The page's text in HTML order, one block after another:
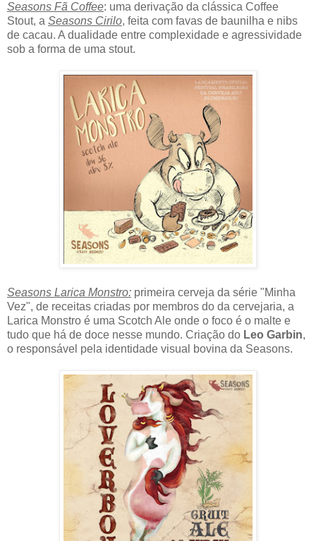
Seasons Fã Coffee: uma derivação da clássica Coffee
Stout, a Seasons Cirilo, feita com favas de baunilha e nibs
de cacau. A dualidade entre complexidade e agressividade
sob a forma de uma stout.
Seasons Larica Monstro: primeira cerveja da série "Minha
Vez", de receitas criadas por membros do da cervejaria, a
Larica Monstro é uma Scotch Ale onde o foco é o malte e
tudo que há de doce nesse mundo. Criação do Leo Garbin,
o responsável pela identidade visual bovina da Seasons.